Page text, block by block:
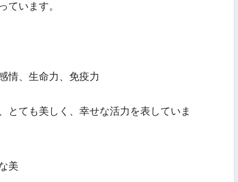
ています。
情、生命力、免疫力
とても美しく、幸せな活力を表していま
美